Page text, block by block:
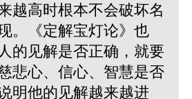
越高时根本不会破坏名
。《定解宝灯论》也
的见解是否正确，就要
悲心、信心、智慧是否
明他的见解越来越进